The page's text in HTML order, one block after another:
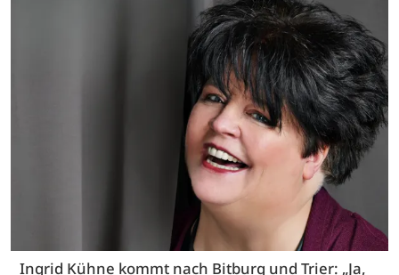
Ingrid Kühne kommt nach Bitburg und Trier: „Ja,